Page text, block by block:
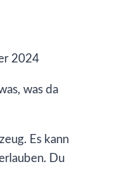
2024
was da
Es kann
Du